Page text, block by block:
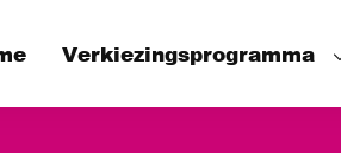
Verkiezingsprogramma